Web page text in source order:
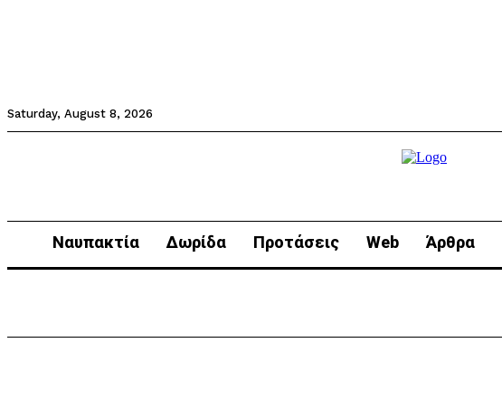
Saturday, August 8, 2026
Ναυπακτία Δωρίδα Προτάσεις Web Άρθρα